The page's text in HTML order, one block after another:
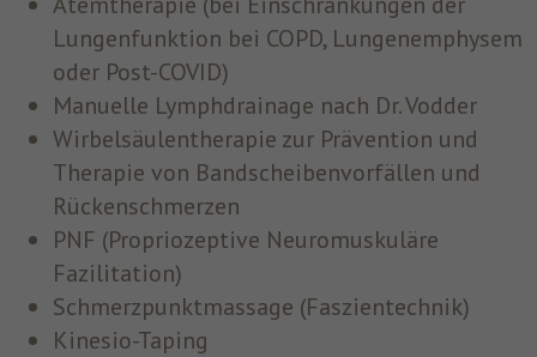
Lungenfunktion bei COPD, Lungenemphysem
oder Post-COVID)
Manuelle Lymphdrainage nach Dr. Vodder
Wirbelsäulentherapie zur Prävention und
Therapie von Bandscheibenvorfällen und
Rückenschmerzen
PNF (Propriozeptive Neuromuskuläre
Fazilitation)
Schmerzpunktmassage (Faszientechnik)
Kinesio-Taping